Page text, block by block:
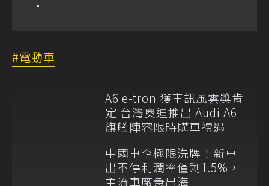
電動車
A6 e-tron 獲車訊風雲獎肯
定 台灣奧迪推出 Audi A6
旗艦陣容限時購車禮遇
中國車企極限洗牌！新車
出不停利潤率僅剩1.5%，
主流車廠急出海